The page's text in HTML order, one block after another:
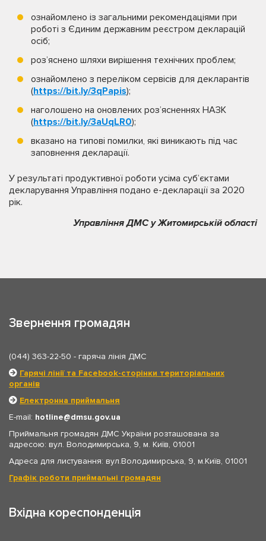
ознайомлено із загальними рекомендаціями при
роботі з Єдиним державним реєстром декларацій
осіб;
роз’яснено шляхи вирішення технічних проблем;
ознайомлено з переліком сервісів для декларантів
(https://bit.ly/3qPapis);
наголошено на оновлених роз’ясненнях НАЗК
(https://bit.ly/3aUqLR0);
вказано на типові помилки, які виникають під час
заповнення декларації.
У результаті продуктивної роботи усіма суб’єктами
декларування Управління подано е-декларації за 2020
рік.
Управління ДМС у Житомирській області
Звернення громадян
(044) 363-22-50 - гаряча лінія ДМС
Гарячі лінії та Facebook-сторінки територіальних
органів
Електронна приймальня
E-mail: hotline
dmsu.gov.ua
Приймальня громадян ДМС України розташована за
адресою: вул. Володимирська, 9, м. Київ, 01001
Адреса для листування: вул.Володимирська, 9, м.Київ, 01001
Графік роботи приймальні громадян
Вхідна кореспонденція